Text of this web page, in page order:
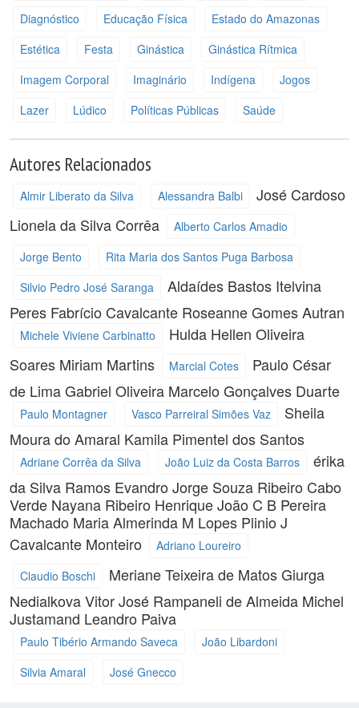
Diagnóstico
Educação Física
Estado do Amazonas
Estética
Festa Ginástica
Ginástica Rítmica
Imagem Corporal
Imaginário Indígena
Jogos
Lazer
Lúdico Políticas Públicas Saúde
Autores Relacionados
Almir Liberato da Silva Alessandra Balbi
José Cardoso
Lionela da Silva Corrêa
Alberto Carlos Amadio
Jorge Bento
Rita Maria dos Santos Puga Barbosa
Silvio Pedro José Saranga
Aldaídes Bastos Itelvina
Peres Fabrício Cavalcante Roseanne Gomes Autran
Michele Viviene Carbinatto
Hulda Hellen Oliveira
Soares Miriam Martins Marcial Cotes
Paulo César
de LimaGabriel Oliveira Marcelo Gonçalves Duarte
Paulo Montagner Vasco Parreiral Simões Vaz
Sheila
Moura do Amaral Kamila Pimentel dos Santos
Adriane Corrêa da Silva João Luiz da Costa Barros
érika
da Silva Ramos Evandro Jorge Souza Ribeiro Cabo
Verde Nayana Ribeiro HenriqueJoão C B Pereira
Machado Maria Almerinda M Lopes Plinio J
Cavalcante Monteiro
Adriano Loureiro
Claudio Boschi
Meriane Teixeira de MatosGiurga
NedialkovaVitor José Rampaneli de Almeida Michel
Justamand Leandro Paiva
Paulo Tibério Armando Saveca
João Libardoni
Silvia Amaral
José Gnecco